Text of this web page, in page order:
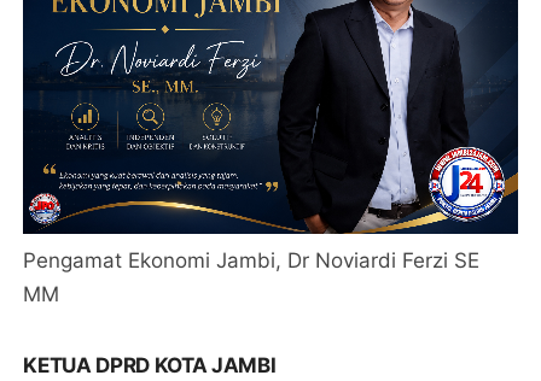
Pengamat Ekonomi Jambi, Dr Noviardi Ferzi SE
MM
KETUA DPRD KOTA JAMBI